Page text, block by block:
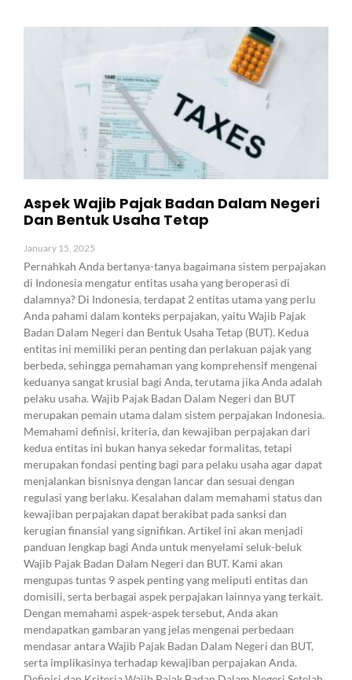
Aspek Wajib Pajak Badan Dalam Negeri
Dan Bentuk Usaha Tetap
January 15, 2025
Pernahkah Anda bertanya-tanya bagaimana sistem perpajakan
di Indonesia mengatur entitas usaha yang beroperasi di
dalamnya? Di Indonesia, terdapat 2 entitas utama yang perlu
Anda pahami dalam konteks perpajakan, yaitu Wajib Pajak
Badan Dalam Negeri dan Bentuk Usaha Tetap (BUT). Kedua
entitas ini memiliki peran penting dan perlakuan pajak yang
berbeda, sehingga pemahaman yang komprehensif mengenai
keduanya sangat krusial bagi Anda, terutama jika Anda adalah
pelaku usaha. Wajib Pajak Badan Dalam Negeri dan BUT
merupakan pemain utama dalam sistem perpajakan Indonesia.
Memahami definisi, kriteria, dan kewajiban perpajakan dari
kedua entitas ini bukan hanya sekedar formalitas, tetapi
merupakan fondasi penting bagi para pelaku usaha agar dapat
menjalankan bisnisnya dengan lancar dan sesuai dengan
regulasi yang berlaku. Kesalahan dalam memahami status dan
kewajiban perpajakan dapat berakibat pada sanksi dan
kerugian finansial yang signifikan. Artikel ini akan menjadi
panduan lengkap bagi Anda untuk menyelami seluk-beluk
Wajib Pajak Badan Dalam Negeri dan BUT. Kami akan
mengupas tuntas 9 aspek penting yang meliputi entitas dan
domisili, serta berbagai aspek perpajakan lainnya yang terkait.
Dengan memahami aspek-aspek tersebut, Anda akan
mendapatkan gambaran yang jelas mengenai perbedaan
mendasar antara Wajib Pajak Badan Dalam Negeri dan BUT,
serta implikasinya terhadap kewajiban perpajakan Anda.